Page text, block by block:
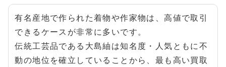
有名産地で作られた着物や作家物は、高値で取引
できるケースが非常に多いです。
伝統工芸品である大島紬は知名度・人気ともに不
動の地位を確立していることから、最も高い買取